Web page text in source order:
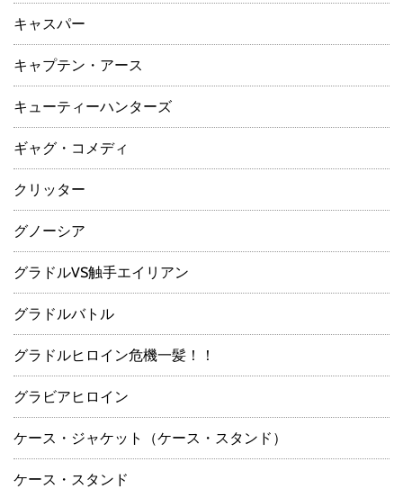
キャスパー
キャプテン・アース
キューティーハンターズ
ギャグ・コメディ
クリッター
グノーシア
グラドルVS触手エイリアン
グラドルバトル
グラドルヒロイン危機一髪！！
グラビアヒロイン
ケース・ジャケット（ケース・スタンド）
ケース・スタンド